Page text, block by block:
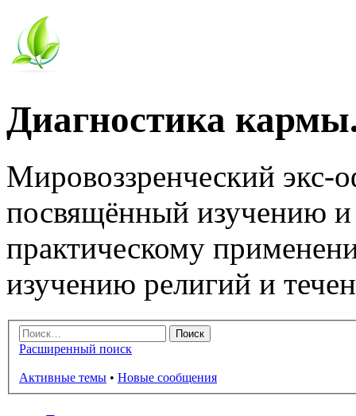
Диагностика
Мировоззренческий
посвящённый изучению
практическому
изучению религий и
Расширенный поиск
Активные темы • Новые сообщения